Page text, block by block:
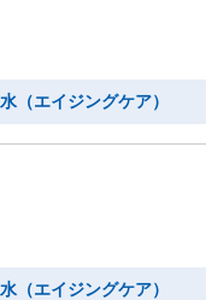
エイジングケア）
エイジングケア）